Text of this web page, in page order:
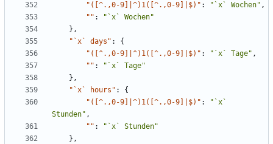
"([^.,0-9]|^)1([^.,0-9]|$)" : "`x` Wochen" ,
"" :
"`x` Wochen"
},
"`x` days" :
{
"([^.,0-9]|^)1([^.,0-9]|$)" : "`x` Tage" ,
"" :
"`x` Tage"
},
"`x` hours" :
{
"([^.,0-9]|^)1([^.,0-9]|$)" :
"`x`
Stunden" ,
"" :
"`x` Stunden"
},